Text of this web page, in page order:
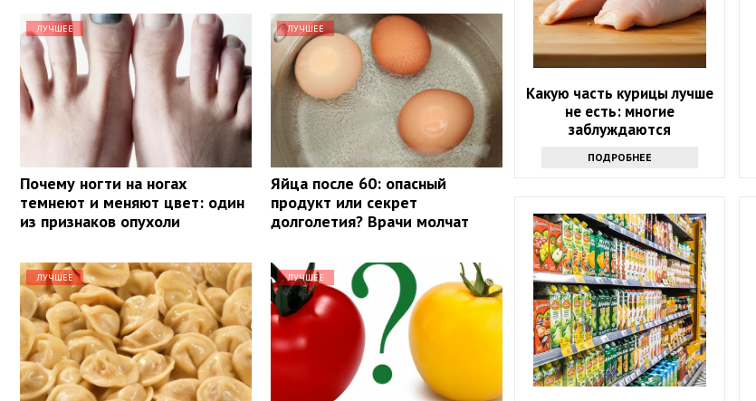
ЛУЧШЕЕ
Почему ногти на ногах
темнеют и меняют цвет: один
из признаков опухоли
ЛУЧШЕЕ
Яйца после 60: опасный
продукт или секрет
долголетия? Врачи молчат
ЛУЧШЕЕ ЛУЧШЕЕ
Какую часть курицы лучше
не есть: многие
заблуждаются
ПОДРОБНЕЕ